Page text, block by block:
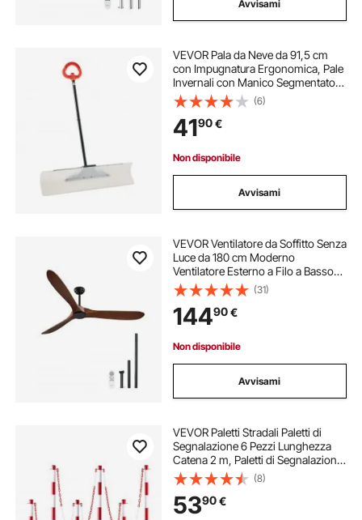
Avvisami
VEVOR Pala da Neve da 91,5 cm
con Impugnatura Ergonomica, Pale
Invernali con Manico Segmentato,
Striscia con Bordo in Metallo,
Strumento Portatile per Rimozione
della Neve per Vialetti, Giardino
(6)
4190€
Non disponibile
Avvisami
VEVOR Ventilatore da Soffitto Senza
Luce da 180 cm Moderno
Ventilatore Esterno a Filo a Basso
Profilo, Telecomando a 6 Velocità, 3
Pale in Legno, Motore CC
Reversibile, per Soggiorno e Patio,
Noce
(31)
14490€
Non disponibile
Avvisami
VEVOR Paletti Stradali Paletti di
Segnalazione 6 Pezzi Lunghezza
Catena 2 m, Paletti di Segnalazione
per Marciapiedi, Set di Paletti
Barriera Stradale Rossi Bianchi Base
Riempibile con Acqua Sabbia
(8)
5390€